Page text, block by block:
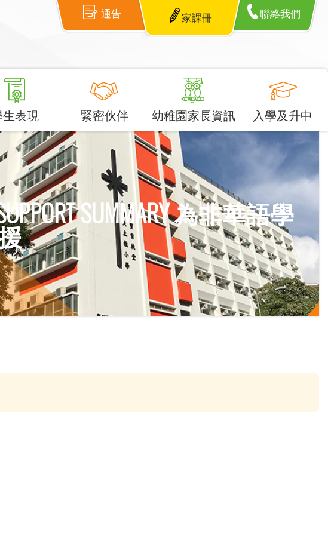
通告 家課冊 聯絡我們
表現 緊密伙伴 幼稚園家長資訊 入學及升中
SUPPORT SUMMARY 為非華語學